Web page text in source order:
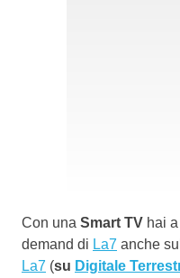
Con una Smart TV hai
demand di La7 anche
La7 (su Digitale